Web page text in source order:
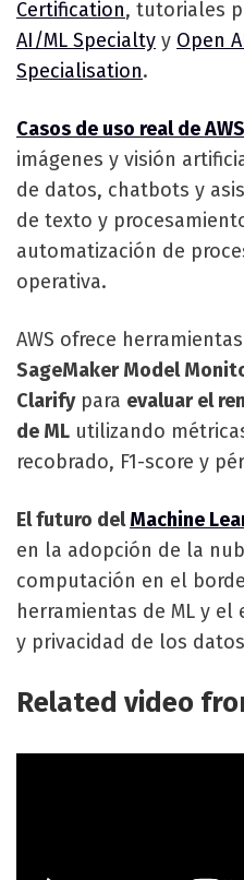
Certification, tutoriales
AI/ML Specialty y Open
Specialisation.
Casos de uso real de
imágenes y visión
de datos, chatbots y
de texto y
automatización de
operativa.
AWS ofrece
SageMaker Model
Clarifypara evaluar el
de ML utilizando
recobrado, F1-score y
El futuro delMachine
en la adopción de la
computación en el
herramientas de ML y
y privacidad de los
Related video